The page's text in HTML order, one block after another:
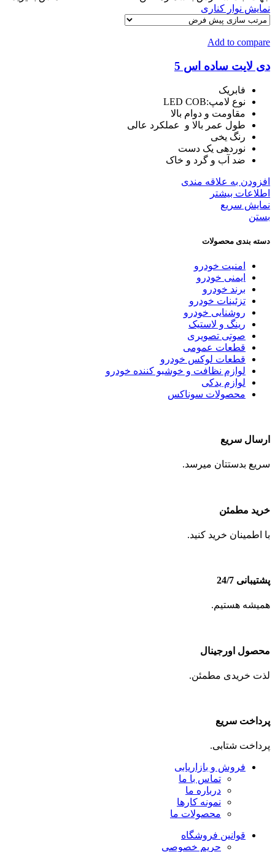
نمایش نوار کناری
Add to compare
دی لایت ساده اس 5
فابریک
نوع لامپ:
LED COB
مقاومت و دوام بالا
طول عمر بالا و عملکرد عالی
رنگ یخی
نوردهی یک دست
ضد آب و گرد و خاک
افزودن به علاقه مندی
اطلاعات بیشتر
نمایش سریع
بستن
دسته بندی محصولات
امنیت خودرو
ایمنی خودرو
برند خودرو
تزئینات خودرو
روشنایی خودرو
رینگ و لاستیک
صوتی تصویری
قطعات عمومی
قطعات لوکس خودرو
لوازم نظافت و خوشبو کننده خودرو
لوازم یدکی
محصولات سوناکس
ارسال سریع
سریع بدستتان میرسد.
خرید مطمئن
با اطمینان خرید کنید.
پشتیبانی 24/7
همیشه هستیم.
محصول اورجینال
لذت خریدی مطمئن.
پرداخت سریع
پرداخت شتابی.
فروش و بازاریابی
تماس با ما
درباره ما
نمونه کارها
محصولات ما
قوانین فروشگاه
حریم خصوصی